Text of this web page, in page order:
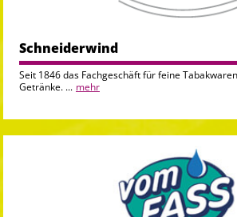
Schneiderwind
Seit 1846 das Fachgeschäft für feine
Getränke. ... mehr